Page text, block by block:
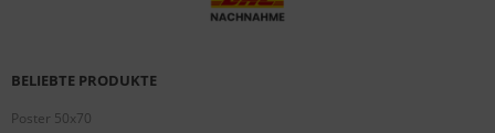
BELIEBTE PRODUKTE
Poster 50x70